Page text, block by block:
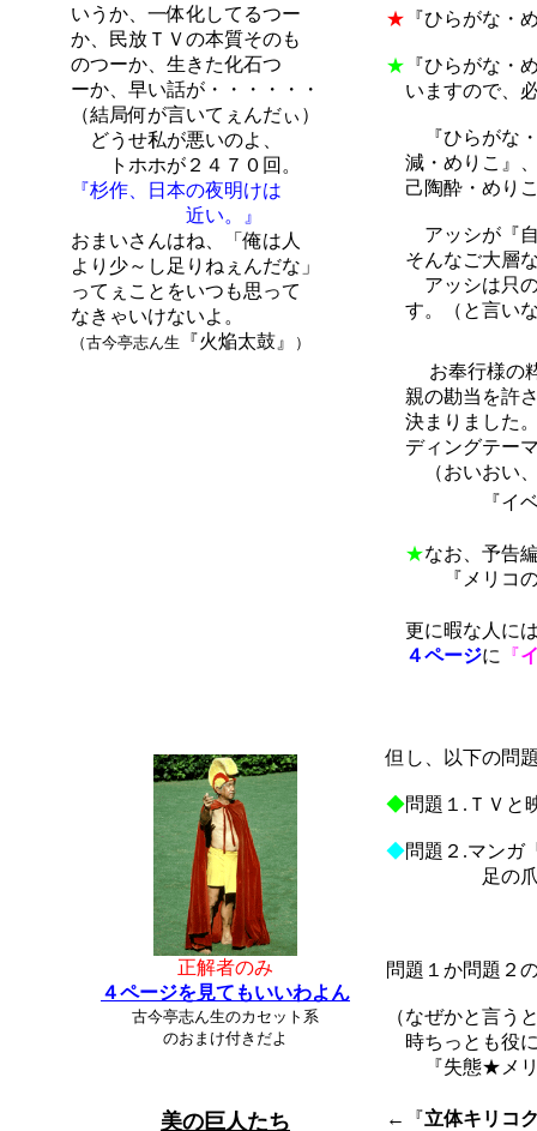
いうか、一体化してるつー
か、民放ＴＶの本質そのも
のつーか、生きた化石つ
ーか、早い話が・・・・・・
（結局何が言いてぇんだぃ）
どうせ私が悪いのよ、
トホホが２４７０回。
『杉作、日本の夜明けは
近い。』
おまいさんはね、「俺は人
より少～し足りねぇんだな」
ってぇことをいつも思って
なきゃいけないよ。
（古今亭志ん生 『火焔太鼓』 ）
★ 『ひらがな・
★ 『ひらがな・
いますので、
『ひらがな・
減・めりこ』
己陶酔・めり
アッシが『自
そんなご大層
アッシは只の
す。（と言い
お奉行様の粋
親の勘当を許
決まりました
ディングテー
（おいおい、
『イベントご
★なお、予告
『メリコのロ
更に暇な人に
４ページに 『
正解者のみ
４ページを見てもいいわよん
古今亭志ん生のカセット系
のおまけ付きだよ
但し、以下の問
◆問題１.ＴＶと
◆問題２.マンガ
足の爪
問題１か問題２
（なぜかと言う
時ちっとも役
『失態★メリコ
美の巨人たち ← 『立体キリコ